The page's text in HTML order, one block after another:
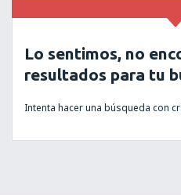
Lo sentimos, no
resultados para tu
Intenta hacer una búsqueda con